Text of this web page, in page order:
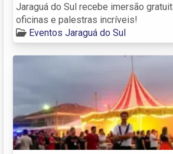
Jaraguá do Sul recebe imersão
oficinas e palestras incríveis!
Eventos Jaraguá do Sul